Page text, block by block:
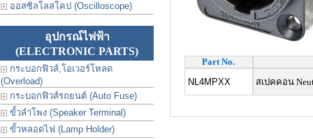
ออสซิลโลสโคป (Oscilloscope)
อุปกรณ์ไฟฟ้า
(ELECTRONIC PARTS)
กระบอกฟิวส์,โอเวอร์โหลด
(Overload)
กระบอกฟิวส์รถยนต์ (Auto Fuse)
ขั้วลำโพง (Speaker Terminal)
ขั้วหลอดไฟ (Lamp Holder)
Part No.
NL4MPXX
สเปคคอน